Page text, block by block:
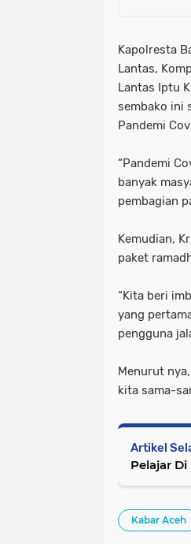
Kapolresta
Lantas,
Lantas Iptu
sembako ini
Pandemi
“Pandemi
banyak
pembagian
Kemudian,
paket
“Kita beri
yang
pengguna
Menurut
kita sama-
Artikel
Pelajar
Kabar Aceh